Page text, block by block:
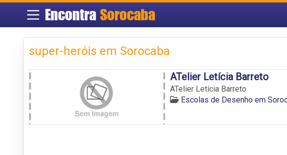
Encontra Sorocaba
super-heróis em Sorocaba
ATelier Letícia Barreto
ATelier Letícia Barreto
Escolas de Desenho em